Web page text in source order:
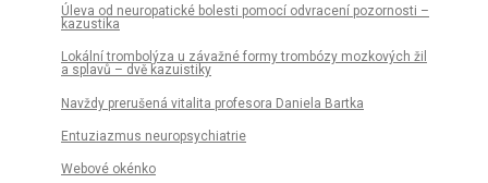
Úleva od neuropatické bolesti pomocí odvracení pozornosti –
kazustika
Lokální trombolýza u závažné formy trombózy mozkových žil
a splavů – dvě kazuistiky
Navždy prerušená vitalita profesora Daniela Bartka
Entuziazmus neuropsychiatrie
Webové okénko